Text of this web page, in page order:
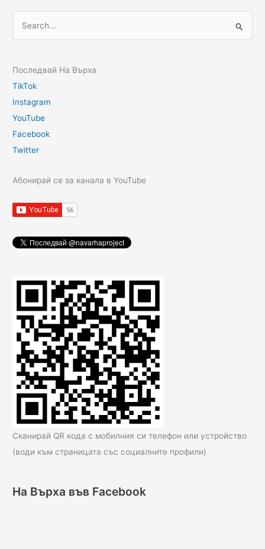
Последвай На Върха
TikTok
Instagram
YouTube
Facebook
Twitter
Абонирай се за канала в YouTube
Сканирай QR кода с мобилния си телефон или устройство
(води към страницата със социалните профили)
На Върха във Facebook